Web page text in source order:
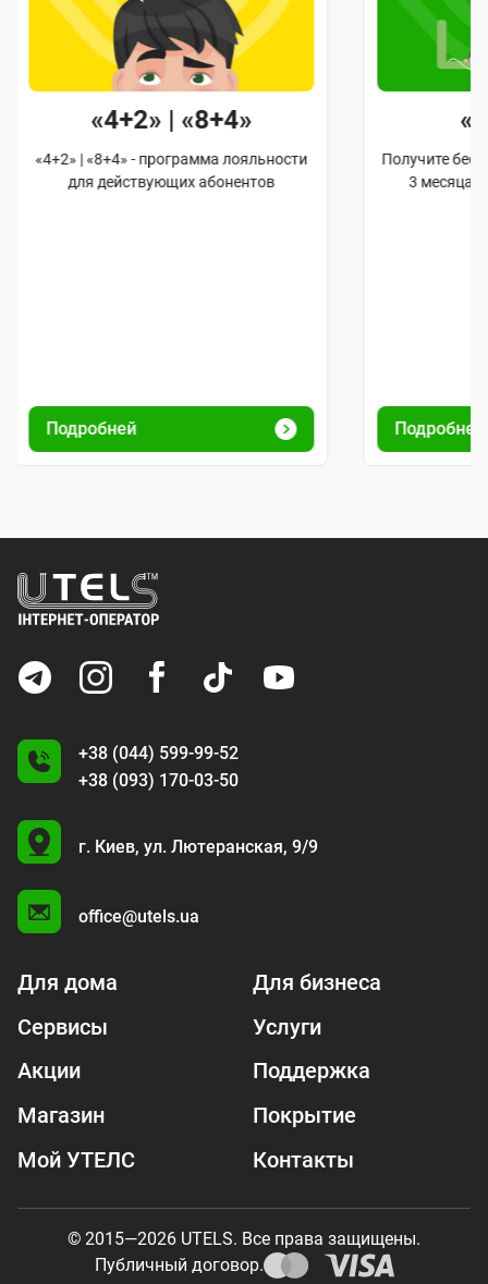
«4+2» | «8+4»
«4+2» | «8+4» - программа лояльности
для действующих абонентов
Подробней
Получите
3 месяца
Подробней
+38 (044) 599-99-52
+38 (093) 170-03-50
U
г. Киев, ул. Лютеранская, 9/9
office@utels.ua
Для дома
Для бизнеса
Сервисы
Услуги
Акции
Поддержка
Магазин
Покрытие
Мой УТЕЛС
Контакты
© 2015—2026 UTELS. Все права защищены.
Публичный договор.